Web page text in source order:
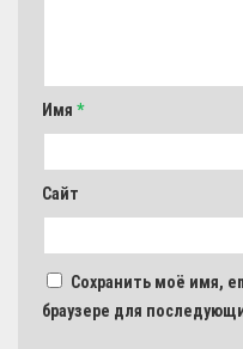
Имя *
Сайт
Сохранить моё имя,
браузере для